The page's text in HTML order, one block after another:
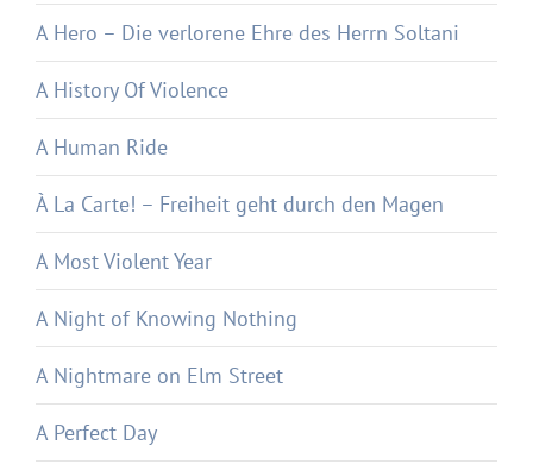
A Hero – Die verlorene Ehre des Herrn Soltani
A History Of Violence
A Human Ride
À La Carte! – Freiheit geht durch den Magen
A Most Violent Year
A Night of Knowing Nothing
A Nightmare on Elm Street
A Perfect Day